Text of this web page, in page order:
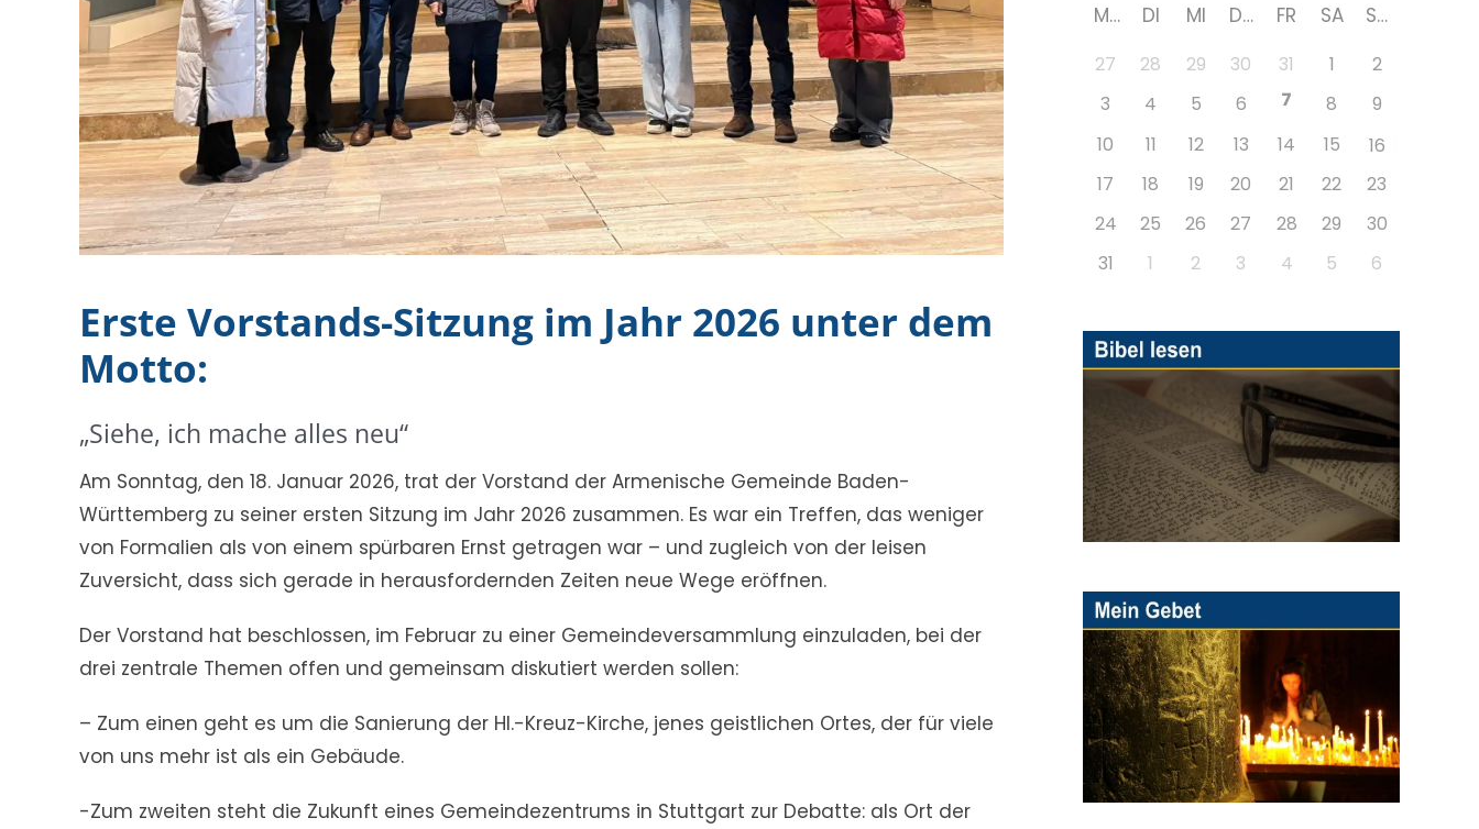
Erste Vorstands-Sitzung im Jahr 2026 unter dem
Motto:
„Siehe, ich mache alles neu“
Am Sonntag, den 18. Januar 2026, trat der Vorstand der Armenische Gemeinde Baden-
Württemberg zu seiner ersten Sitzung im Jahr 2026 zusammen. Es war ein Treffen, das weniger
von Formalien als von einem spürbaren Ernst getragen war – und zugleich von der leisen
Zuversicht, dass sich gerade in herausfordernden Zeiten neue Wege eröffnen.
Der Vorstand hat beschlossen, im Februar zu einer Gemeindeversammlung einzuladen, bei der
drei zentrale Themen offen und gemeinsam diskutiert werden sollen:
– Zum einen geht es um die Sanierung der Hl.-Kreuz-Kirche, jenes geistlichen Ortes, der für viele
von uns mehr ist als ein Gebäude.
-Zum zweiten steht die Zukunft eines Gemeindezentrums in Stuttgart zur Debatte: als Ort der
MO DI MI DO FR SA SO
27 28 29 30 31 1
2
3
4 5 6 7 8
9
10
11 12 13 14 15
16
17
18 19 20 21 22
23
24
25 26 27 28 29
30
31
1 2 3 4 5 6